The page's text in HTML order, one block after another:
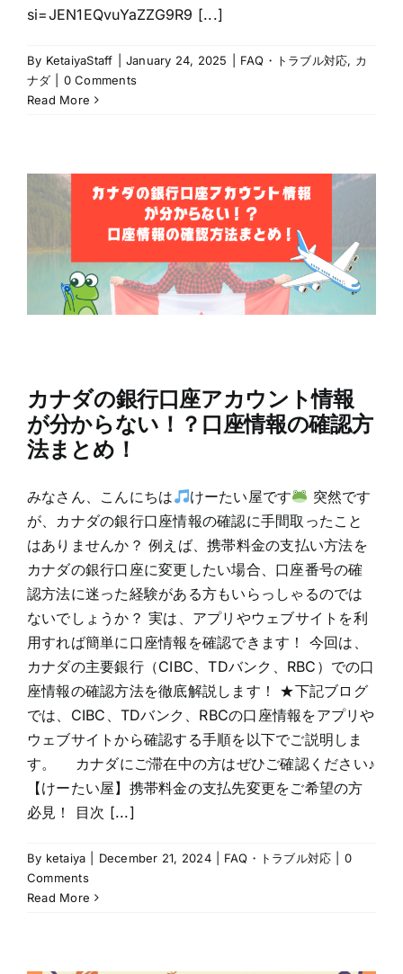
si=JEN1EQvuYaZZG9R9 [...]
By KetaiyaStaff January 24, 2025 FAQ・トラブル対応, カ
ナダ
0 Comments
Read More
カナダの銀行口座アカウント情報
が分からない！？口座情報の確認方
法まとめ！
みなさん、こんにちは けーたい屋です
突然です
が、カナダの銀行口座情報の確認に手間取ったこと
はありませんか？ 例えば、携帯料金の支払い方法を
カナダの銀行口座に変更したい場合、口座番号の確
認方法に迷った経験がある方もいらっしゃるのでは
ないでしょうか？ 実は、アプリやウェブサイトを利
用すれば簡単に口座情報を確認できます！ 今回は、
カナダの主要銀行（CIBC、TDバンク、RBC）での口
座情報の確認方法を徹底解説します！ ★下記ブログ
では、CIBC、TDバンク、RBCの口座情報をアプリや
ウェブサイトから確認する手順を以下でご説明しま
す。 カナダにご滞在中の方はぜひご確認ください♪
【けーたい屋】携帯料金の支払先変更をご希望の方
必見！ 目次 [...]
By ketaiya December 21, 2024 FAQ・トラブル対応
0
Comments
Read More